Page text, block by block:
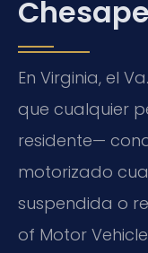
En Virginia, el
que cualquier
residente—
motorizado
suspendida o
of Motor